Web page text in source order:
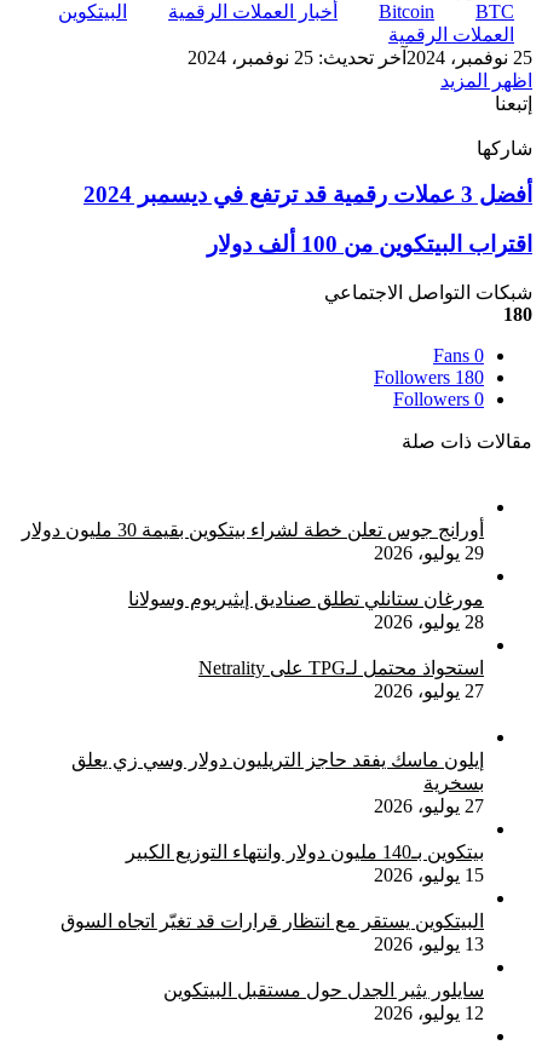
Bitcoin
BTC أخبار العملات الرقمية
البيتكوين
العملات الرقمية
25 نوفمبر، 2024
آخر تحديث: 25 نوفمبر، 2024
اظهر المزيد
إتبعنا
شاركها
أفضل
عملات
رقمية
قد
ترتفع
ديسمبر
2024
أفضل 3 عملات رقمية قد ترتفع في ديسمبر 2024
اقتراب
البيتكوين
من
100
دولار
اقتراب البيتكوين من 100 ألف دولار
شبكات التواصل الاجتماعي
180
0
Fans
180
Followers
0
Followers
مقالات ذات صلة
أورانج جوس تعلن خطة لشراء بيتكوين بقيمة 30 مليون دولار
29 يوليو، 2026
مورغان ستانلي تطلق صناديق إيثيريوم وسولانا
28 يوليو، 2026
استحواذ محتمل لـTPG على Netrality
27 يوليو، 2026
إيلون ماسك يفقد حاجز التريليون دولار وسي زي يعلق
بسخرية
27 يوليو، 2026
بيتكوين بـ140 مليون دولار وانتهاء التوزيع الكبير
15 يوليو، 2026
البيتكوين يستقر مع انتظار قرارات قد تغيّر اتجاه السوق
13 يوليو، 2026
سايلور يثير الجدل حول مستقبل البيتكوين
12 يوليو، 2026